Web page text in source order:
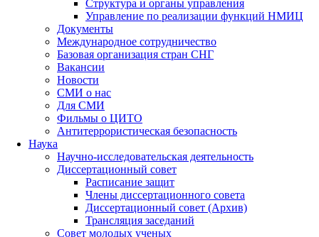
Структура и органы управления
Управление по реализации функций НМИЦ
Документы
Международное сотрудничество
Базовая организация стран СНГ
Вакансии
Новости
СМИ о нас
Для СМИ
Фильмы о ЦИТО
Антитеррористическая безопасность
Наука
Научно-исследовательская деятельность
Диссертационный совет
Расписание защит
Члены диссертационного совета
Диссертационный совет (Архив)
Трансляция заседаний
Совет молодых ученых